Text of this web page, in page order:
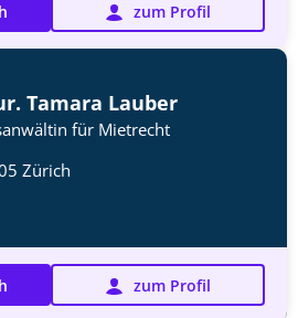
zum Profil
Tamara Lauber
für Mietrecht
Zürich
zum Profil